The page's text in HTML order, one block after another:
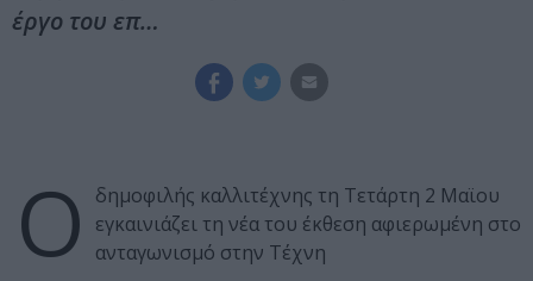
έργο του επ…
Ο
δημοφιλής καλλιτέχνης τη Τετάρτη 2 Μαϊου
εγκαινιάζει τη νέα του έκθεση αφιερωμένη στο
ανταγωνισμό στην Τέχνη